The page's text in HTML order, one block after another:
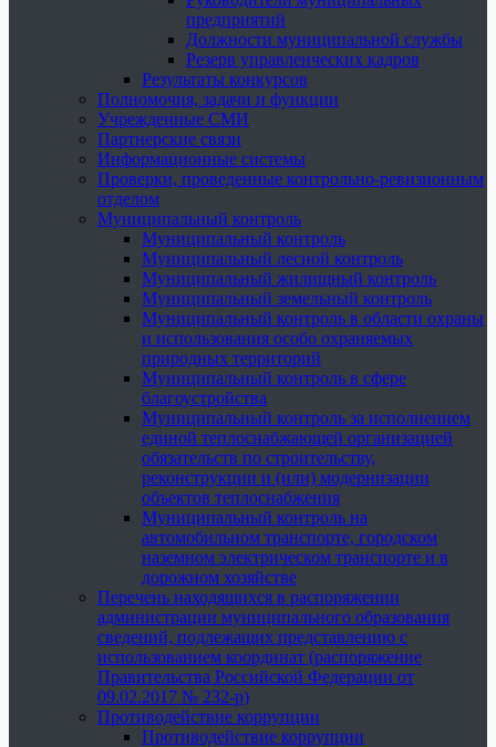
предприятий
Должности муниципальной службы
Резерв управленческих кадров
Результаты конкурсов
Полномочия, задачи и функции
Учрежденные СМИ
Партнерские связи
Информационные системы
Проверки, проведенные контрольно-ревизионным
отделом
Муниципальный контроль
Муниципальный контроль
Муниципальный лесной контроль
Муниципальный жилищный контроль
Муниципальный земельный контроль
Муниципальный контроль в области охраны
и использования особо охраняемых
природных территорий
Муниципальный контроль в сфере
благоустройства
Муниципальный контроль за исполнением
единой теплоснабжающей организацией
обязательств по строительству,
реконструкции и (или) модернизации
объектов теплоснабжения
Муниципальный контроль на
автомобильном транспорте, городском
наземном электрическом транспорте и в
дорожном хозяйстве
Перечень находящихся в распоряжении
администрации муниципального образования
сведений, подлежащих представлению с
использованием координат (распоряжение
Правительства Российской Федерации от
09.02.2017 № 232-р)
Противодействие коррупции
Противодействие коррупции